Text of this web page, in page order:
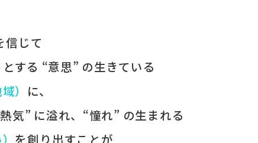
信じて
する​ “意思” の​生きている
） に、
気” に​溢れ、 “憧れ” の​生まれる
を​創り出すことが